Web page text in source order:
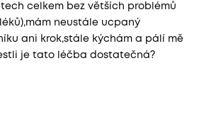
celkem bez větších problémů
neustále ucpaný
ani krok,stále kýchám a pálí mě
je tato léčba dostatečná?